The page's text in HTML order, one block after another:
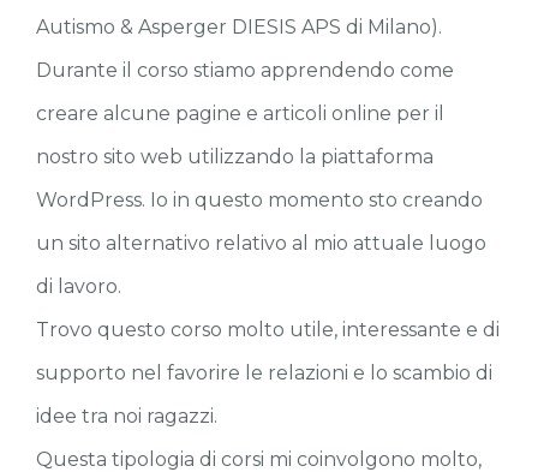
Autismo & Asperger DIESIS APS di Milano).
Durante il corso stiamo apprendendo come
creare alcune pagine e articoli online per il
nostro sito web utilizzando la piattaforma
WordPress. Io in questo momento sto creando
un sito alternativo relativo al mio attuale luogo
di lavoro.
Trovo questo corso molto utile, interessante e di
supporto nel favorire le relazioni e lo scambio di
idee tra noi ragazzi.
Questa tipologia di corsi mi coinvolgono molto,